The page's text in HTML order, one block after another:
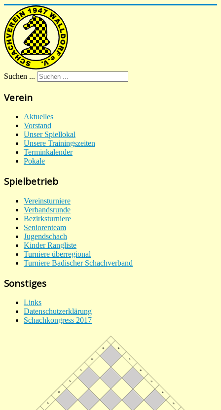
Suchen ...
Verein
Aktuelles
Vorstand
Unser Spiellokal
Unsere Trainingszeiten
Terminkalender
Pokale
Spielbetrieb
Vereinsturniere
Verbandsrunde
Bezirksturniere
Seniorenteam
Jugendschach
Kinder Rangliste
Turniere überregional
Turniere Badischer Schachverband
Sonstiges
Links
Datenschutzerklärung
Schachkongress 2017